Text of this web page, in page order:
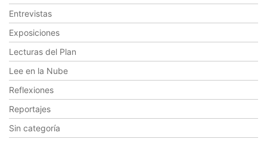
Entrevistas
Exposiciones
Lecturas del Plan
Lee en la Nube
Reflexiones
Reportajes
Sin categoría